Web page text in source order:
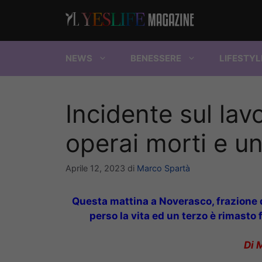
NEWS BENESSERE
Incidente sul
operai morti e
Aprile 12, 2023 di Marco Spartà
Questa mattina a Noverasco,
perso la vita ed un terzo è
Di